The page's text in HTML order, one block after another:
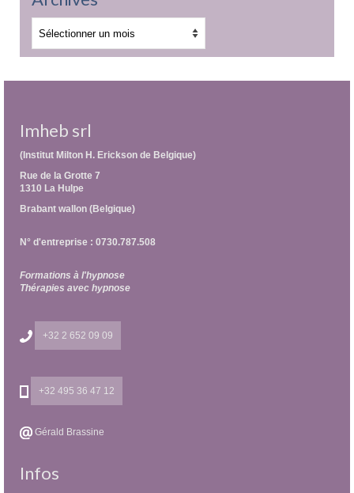
Imheb srl
(Institut Milton H. Erickson de Belgique)
Rue de la Grotte 7
1310 La Hulpe
Brabant wallon (Belgique)
N° d'entreprise : 0730.787.508
Formations à l'hypnose
Thérapies avec hypnose
+32 2 652 09 09
+32 495 36 47 12
Gérald Brassine
Infos